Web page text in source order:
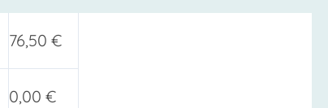
76,50€
0,00€